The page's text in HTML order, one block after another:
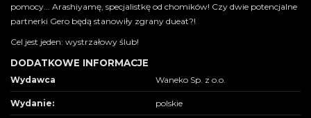
pomocy... Arashiyamę, specjalistkę od chomików! Czy dwie potencjalne
partnerki Gero będą stanowiły zgrany dueat?!
Cel jest jeden: wystrzałowy ślub!
DODATKOWE INFORMACJE
Wydawca Waneko Sp. z o.o.
Wydanie: polskie